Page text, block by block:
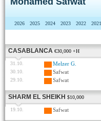
2026 2025 2024 2023 2022 2021
CASABLANCA €30,000 +H
31.10. Melzer G.
30.10. Safwat
29.10. Safwat
SHARM EL SHEIKH $10,000
19.10. Safwat